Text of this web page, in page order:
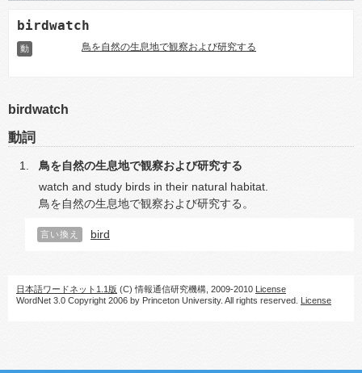
birdwatch
動 鳥を自然の生息地で観察および研究する
birdwatch
動詞
鳥を自然の生息地で観察および研究する
watch and study birds in their natural habitat.
鳥を自然の生息地で観察および研究する。
言い換え bird
日本語ワードネット1.1版 (C) 情報通信研究機構, 2009-2010 License
WordNet 3.0 Copyright 2006 by Princeton University. All rights reserved. License